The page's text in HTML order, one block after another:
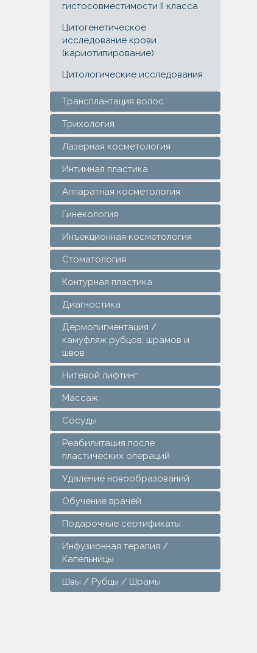
гистосовместимости II класса
Цитогенетическое
исследование крови
(кариотипирование)
Цитологические исследования
Трансплантация волос
Трихология
Лазерная косметология
Интимная пластика
Аппаратная косметология
Гинекология
Инъекционная косметология
Стоматология
Контурная пластика
Диагностика
Дермопигментация /
камуфляж рубцов, шрамов и
швов
Нитевой лифтинг
Массаж
Сосуды
Реабилитация после
пластических операций
Удаление новообразований
Обучение врачей
Подарочные сертификаты
Инфузионная терапия /
Капельницы
Швы / Рубцы / Шрамы